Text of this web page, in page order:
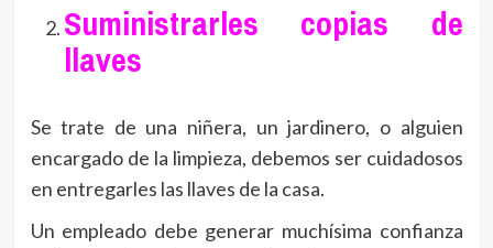
Suministrarles copias de
llaves
Se trate de una niñera, un jardinero, o alguien
encargado de la limpieza, debemos ser cuidadosos
en entregarles las llaves de la casa.
Un empleado debe generar muchísima confianza